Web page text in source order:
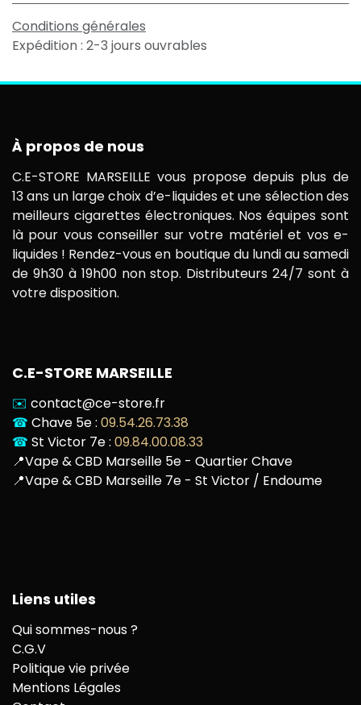
Conditions générales
Expédition : 2-3 jours ouvrables
À propos de nous
C.E-STORE MARSEILLE vous propose depuis plus de
13 ans un large choix d’e-liquides et une sélection des
meilleurs cigarettes électroniques. Nos équipes sont
là pour vous conseiller sur votre matériel et vos e-
liquides ! Rendez-vous en boutique du lundi au samedi
de 9h30 à 19h00 non stop. Distributeurs 24/7 sont à
votre disposition.
C.E-STORE MARSEILLE
✉️ contact@ce-store.fr
☎ Chave 5e : 09.54.26.73.38
☎ St Victor 7e : 09.84.00.08.33
📍Vape & CBD Marseille 5e - Quartier Chave
📍Vape & CBD Marseille 7e - St Victor / Endoume
Liens utiles
Qui sommes-nous ?
C.G.V
Politique vie privée
Mentions Légales